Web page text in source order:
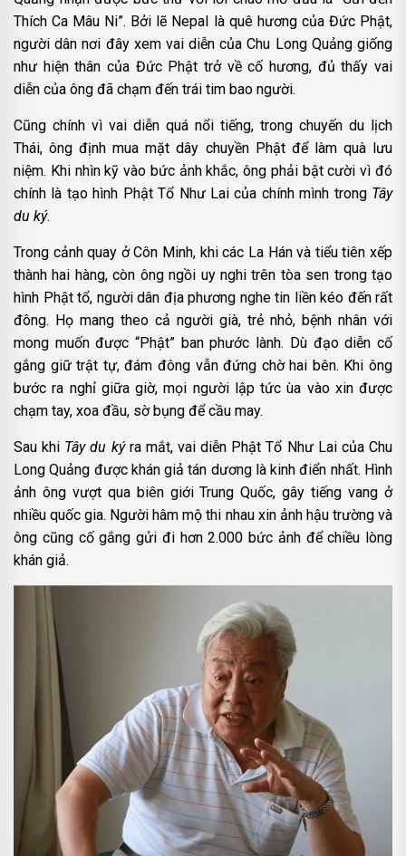
Thích Ca Mâu Ni”. Bởi lẽ Nepal là quê hương của Đức Phật,
người dân nơi đây xem vai diễn của Chu Long Quảng giống
như hiện thân của Đức Phật trở về cố hương, đủ thấy vai
diễn của ông đã chạm đến trái tim bao người.
Cũng chính vì vai diễn quá nổi tiếng, trong chuyến du lịch
Thái, ông định mua mặt dây chuyền Phật để làm quà lưu
niệm. Khi nhìn kỹ vào bức ảnh khắc, ông phải bật cười vì đó
chính là tạo hình Phật Tổ Như Lai của chính mình trong Tây
du ký.
Trong cảnh quay ở Côn Minh, khi các La Hán và tiểu tiên xếp
thành hai hàng, còn ông ngồi uy nghi trên tòa sen trong tạo
hình Phật tổ, người dân địa phương nghe tin liền kéo đến rất
đông. Họ mang theo cả người già, trẻ nhỏ, bệnh nhân với
mong muốn được “Phật” ban phước lành. Dù đạo diễn cố
gắng giữ trật tự, đám đông vẫn đứng chờ hai bên. Khi ông
bước ra nghỉ giữa giờ, mọi người lập tức ùa vào xin được
chạm tay, xoa đầu, sờ bụng để cầu may.
Sau khi Tây du ký ra mắt, vai diễn Phật Tổ Như Lai của Chu
Long Quảng được khán giả tán dương là kinh điển nhất. Hình
ảnh ông vượt qua biên giới Trung Quốc, gây tiếng vang ở
nhiều quốc gia. Người hâm mộ thi nhau xin ảnh hậu trường và
ông cũng cố gắng gửi đi hơn 2.000 bức ảnh để chiều lòng
khán giả.